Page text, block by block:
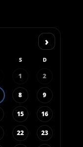
›
S D
1 2
8 9
15 16
22 23